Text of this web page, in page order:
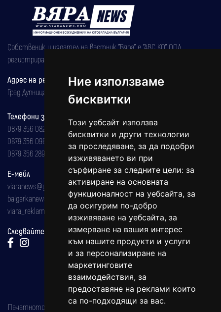
Ние използваме
бисквитки
Този уебсайт използва
бисквитки и други технологии
за проследяване, за да подобри
изживяването ви при
сърфиране за следните цели: за
активиране на основната
функционалност на уебсайта, за
да осигурим по-добро
изживяване на уебсайта, за
измерване на вашия интерес
към нашите продукти и услуги
и за персонализиране на
маркетинговите
взаимодействия, за
предоставяне на реклами които
са по-подходящи за вас.
Собственик и издател на вестник "Вяра" е "АВС КО" ООД,
регистрирана на 08.05.2002 година.
Адрес на редакцията
Град Дупница, ул.''Христо Ботев" 43
Телефони за реклама и абонаменти
0879 356 082
0879 356 098
0879 356 289
Е-мейл
viaranews@gmail.com
balgarkanews@gmail.com
viara_reklama@mail.bg
Следвайте ни:
Печатното издание на вестника е регистрирано в националния